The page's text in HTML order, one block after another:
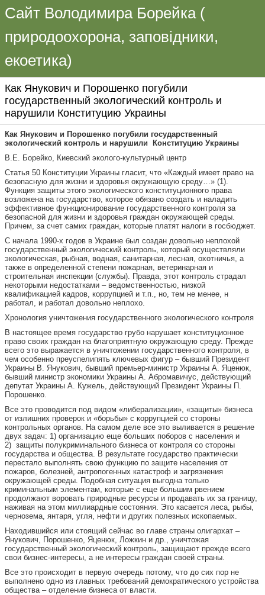
Сайт Володимира Борейка (
природоохорона, заповідники,
екоетика)
Как Янукович и Порошенко погубили
государственный экологический контроль и
нарушили Конституцию Украины
Как Янукович и Порошенко погубили государственный
экологический контроль и нарушили Конституцию Украины
В.Е. Борейко, Киевский эколого-культурный центр
Статья 50 Конституции Украины гласит, что «Каждый имеет право на
безопасную для жизни и здоровья окружающую среду…» (1).
Функция защиты этого экологического конституционного права
возложена на государство, которое обязано создать и наладить
эффективное функционирование государственного контроля за
безопасной для жизни и здоровья граждан окружающей среды.
Причем, за счет самих граждан, которые платят налоги в госбюджет.
С начала 1990-х годов в Украине был создан довольно неплохой
государственный экологический контроль, который осуществляли
экологическая, рыбная, водная, санитарная, лесная, охотничья, а
также в определенной степени пожарная, ветеринарная и
строительная инспекции (службы). Правда, этот контроль страдал
некоторыми недостатками – ведомственностью, низкой
квалификацией кадров, коррупцией и т.п., но, тем не менее, н
работал, и работал довольно неплохо.
Хронология уничтожения государственного экологического контроля
В настоящее время государство грубо нарушает конституционное
право своих граждан на благоприятную окружающую среду. Прежде
всего это выражается в уничтожении государственного контроля, в
чем особенно преуспелипять ключевых фигур – бывший Президент
Украины В. Янукович, бывший премьер-министр Украины А. Яценюк,
бывший министр экономики Украины А. Абромавичус, действующий
депутат Украины А. Кужель, действующий Президент Украины П.
Порошенко.
Все это проводится под видом «либерализации», «защиты» бизнеса
от излишних проверок и «борьбы» с коррупцией со стороны
контрольных органов. На самом деле все это выливается в решение
двух задач: 1) организацию еще больших поборов с населения и
2) защиты полукриминального бизнеса от контроля со стороны
государства и общества. В результате государство практически
перестало выполнять свою функцию по защите населения от
пожаров, болезней, антропогенных катастроф и загрязнения
окружающей среды. Подобная ситуация выгодна только
криминальным элементам, которые с еще большим рвением
продолжают воровать природные ресурсы и продавать их за границу,
наживая на этом миллиардные состояния. Это касается леса, рыбы,
чернозема, янтаря, угля, нефти и других полезных ископаемых.
Находившийся или стоящий сейчас во главе страны олигархат –
Янукович, Порошенко, Яценюк, Ложкин и др., уничтожая
государственный экологический контроль, защищают прежде всего
свои бизнес-интересы, а не интересы граждан своей страны.
Все это происходит в первую очередь потому, что до сих пор не
выполнено одно из главных требований демократического устройства
общества – отделение бизнеса от власти.